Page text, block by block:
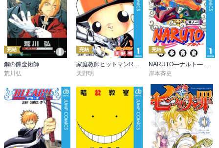
完結
鋼の錬金術師
荒川弘
完結
天野明
完結
岸本斉史